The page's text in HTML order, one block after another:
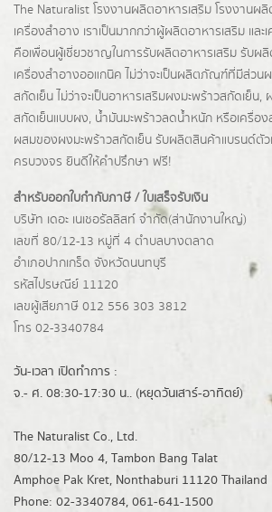
The Naturalist โรงงานผลิตอาหารเสริม โรงงานผ
เครื่องสำอาง เราเป็นมากกว่าผู้ผลิตอาหารเสริม และ
คือเพื่อนผู้เชี่ยวชาญในการรับผลิตอาหารเสริม รับผ
เครื่องสำอางออแกนิค ไม่ว่าจะเป็นผลิตภัณฑ์ที่มีส่วน
สกัดเย็น ไม่ว่าจะเป็นอาหารเสริมผงมะพร้าวสกัดเย็
สกัดเย็นแบบผง, น้ำมันมะพร้าวลดน้ำหนัก หรือเครื่อ
ผสมของผงมะพร้าวสกัดเย็น รับผลิตสินค้าแบรนด์ตัว
ครบวงจร ยินดีให้คำปรึกษา ฟรี!
สำหรับออกใบกำกับภาษี / ใบเสร็จรับเงิน
บริษัท เดอะ เนเชอรัลลิสท์ จำกัด(ส่านักงานใหญ่)
เลขที่ 80/12-13 หมู่ที่ 4 ตำบลบางตลาด
อำเภอปากเกร็ด จังหวัดนนทบุรี
รหัสไปรษณีย์ 11120
เลขผู้เสียภาษี 012 556 303 3812
โทร 02-3340784
วัน-เวลา เปิดทำการ :
จ.- ศ. 08:30-17:30 น.. (หยุดวันเสาร์-อาทิตย์)
The Naturalist Co., Ltd.
80/12-13 Moo 4, Tambon Bang Talat
Amphoe Pak Kret, Nonthaburi 11120 Thailand
Phone: 02-3340784, 061-641-1500